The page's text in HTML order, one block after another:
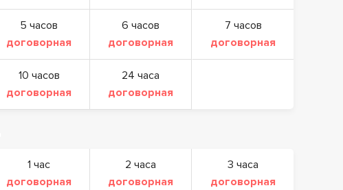
5 часов
договорная
6 часов
договорная
7 часов
договорная
10 часов
договорная
24 часа
договорная
1 час
договорная
2 часа
договорная
3 часа
договорная